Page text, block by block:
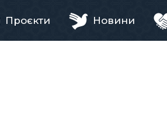
Проєкти Новини